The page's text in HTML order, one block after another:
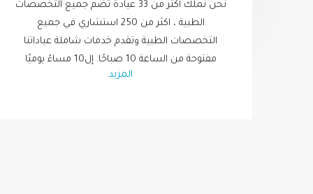
نحن نملك أكثر من 33 عيادة تضم جميع التخصصات
الطبية ، اكثر من 250 استشاري في جميع
التخصصات الطبية وتقدم خدمات شاملة عياداتنا
مفتوحة من الساعة 10 صباحًا. إل10 مساءً يوميًا
طوال ايام الأسبوع ,نغطي معظم شركات التامين و
المزيد